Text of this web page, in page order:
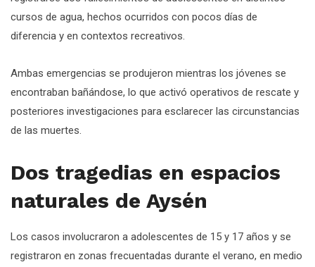
cursos de agua, hechos ocurridos con pocos días de
diferencia y en contextos recreativos.
Ambas emergencias se produjeron mientras los jóvenes se
encontraban bañándose, lo que activó operativos de rescate y
posteriores investigaciones para esclarecer las circunstancias
de las muertes.
Dos tragedias en espacios
naturales de Aysén
Los casos involucraron a adolescentes de 15 y 17 años y se
registraron en zonas frecuentadas durante el verano, en medio